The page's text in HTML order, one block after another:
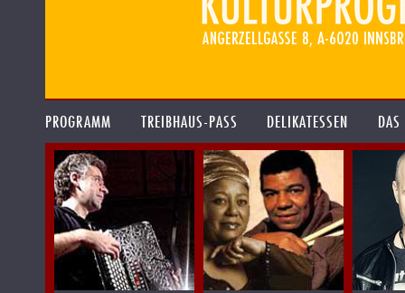
PROGRAMM TREIBHAUS-PASS DELIKATESSEN